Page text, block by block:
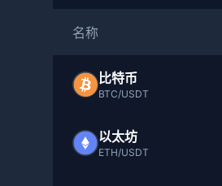
名称
比特币
BTC/USDT
以太坊
ETH/USDT